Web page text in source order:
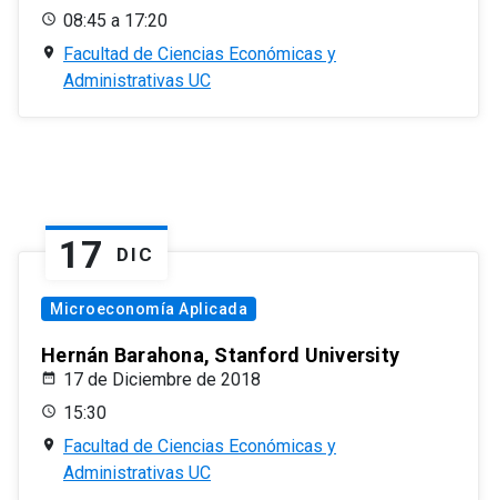
08:45 a 17:20
Facultad de Ciencias Económicas y
Administrativas UC
17 DIC
Microeconomía Aplicada
Hernán Barahona, Stanford University
17 de Diciembre de 2018
15:30
Facultad de Ciencias Económicas y
Administrativas UC